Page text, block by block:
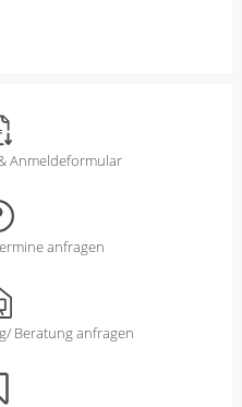
Anmeldeformular
anfragen
Beratung anfragen